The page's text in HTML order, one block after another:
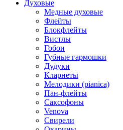
Духовые
Медные духовые
Флейты
Блокфлейты
Вистлы
Гобои
Губные гармошки
Дудуки
Кларнеты
Мелодики (pianica)
Пан-флейты
Саксофоны
Venova
Свирели